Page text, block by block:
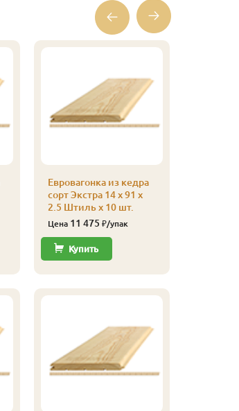
Евровагонка из кедра
сорт Экстра 14 x 91 x
2.5 Штиль x 10 шт.
Цена 11 475 ₽/упак
Купить